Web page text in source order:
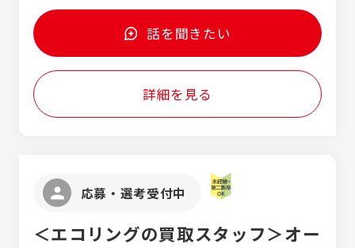
話を聞きたい
詳細を見る
応募・選考受付中
＜エコリングの買取スタッフ＞オー